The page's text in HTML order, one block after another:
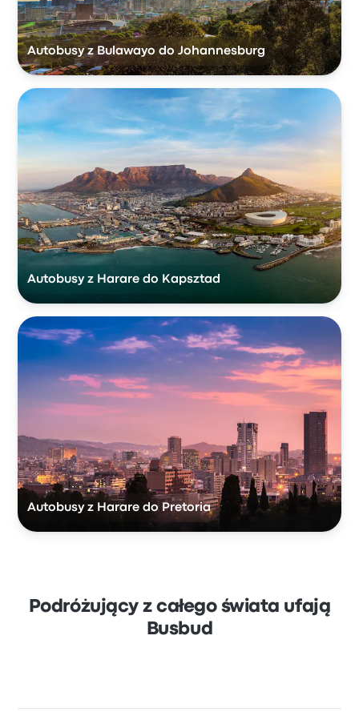
Autobusy z Bulawayo do Johannesburg
Autobusy z Harare do Kapsztad
Autobusy z Harare do Pretoria
Podróżujący z całego świata ufają
Busbud